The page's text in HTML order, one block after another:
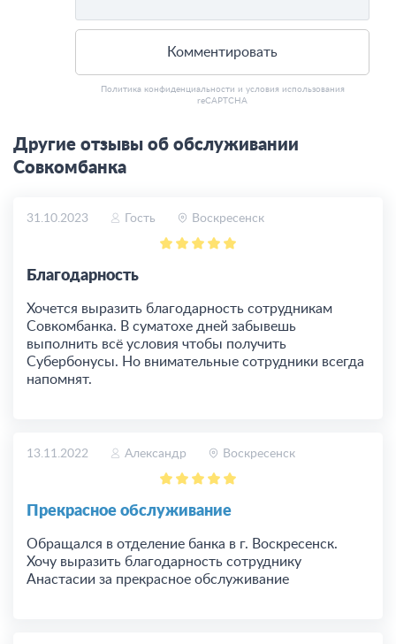
Комментировать
Политика конфиденциальности и условия использования
reCAPTCHA
Другие отзывы об обслуживании
Совкомбанка
31.10.2023 Гость Воскресенск
Благодарность
Хочется выразить благодарность сотрудникам
Совкомбанка. В суматохе дней забывешь
выполнить всё условия чтобы получить
Субербонусы. Но внимательные сотрудники всегда
напомнят.
13.11.2022 Александр Воскресенск
Прекрасное обслуживание
Обращался в отделение банка в г. Воскресенск.
Хочу выразить благодарность сотруднику
Анастасии за прекрасное обслуживание